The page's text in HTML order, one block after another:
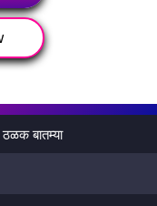
आहे. कोर्टाने मुलांशी
ज्यामध्ये असे म्हटले आहे
आणि डाउनलोड करणे
तिची ही सिरीज वादात
सीझनमध्ये लष्कराविरुद्ध
गुन्हा दाखल करण्यात आला
ठळक बातम्या